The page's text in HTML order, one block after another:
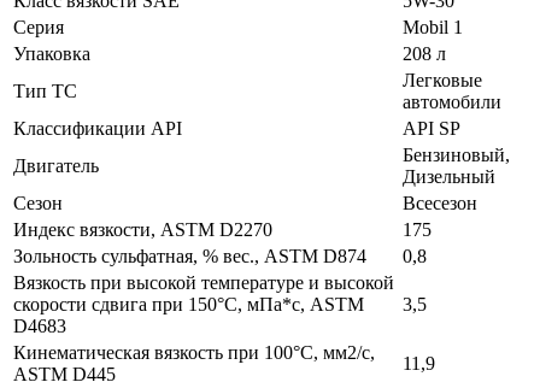
Серия
Mobil 1
Упаковка
208 л
Тип ТС
Легковые
автомобили
Классификации API
API SP
Двигатель
Бензиновый,
Дизельный
Сезон
Всесезон
Индекс вязкости, ASTM D2270
175
Зольность сульфатная, % вес., ASTM D874
0,8
Вязкость при высокой температуре и высокой
скорости сдвига при 150°C, мПа*с, ASTM
D4683
3,5
Кинематическая вязкость при 100°C, мм2/с,
ASTM D445
11,9